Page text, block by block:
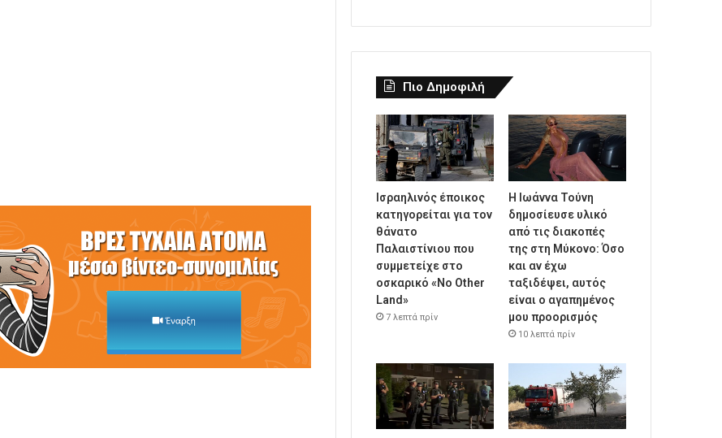
Πιο Δημοφιλή
Ισραηλινός έποικος
κατηγορείται για τον
θάνατο
Παλαιστίνιου που
συμμετείχε στο
οσκαρικό «No Other
Land»
7 λεπτά πρίν
Η Ιωάννα Τούνη
δημοσίευσε υλικό
από τις διακοπές
της στη Μύκονο: Όσο
και αν έχω
ταξιδέψει, αυτός
είναι ο αγαπημένος
μου προορισμός
10 λεπτά πρίν